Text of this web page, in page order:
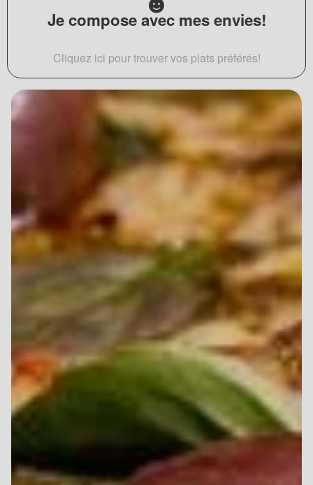
Je compose avec mes envies!
Cliquez ici pour trouver vos plats préférés!